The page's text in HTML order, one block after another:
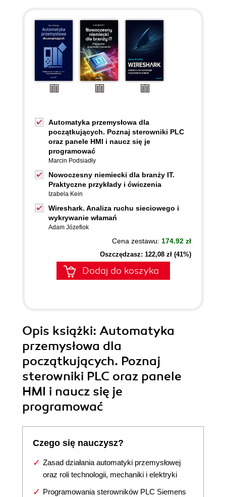
Automatyka przemysłowa dla
początkujących. Poznaj sterowniki PLC
oraz panele HMI i naucz się je
programować
Marcin Podsiadły
Nowoczesny niemiecki dla branży IT.
Praktyczne przykłady i ćwiczenia
Izabela Kein
Wireshark. Analiza ruchu sieciowego i
wykrywanie włamań
Adam Józefiok
Cena zestawu: 174.92 zł
Oszczędzasz: 122,08 zł (41%)
Dodaj do koszyka
Opis książki: Automatyka
przemysłowa dla
początkujących. Poznaj
sterowniki PLC oraz panele
HMI i naucz się je
programować
Czego się nauczysz?
Zasad działania automatyki przemysłowej
oraz roli technologii, mechaniki i elektryki
Programowania sterowników PLC Siemens